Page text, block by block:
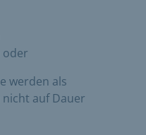
oder
werden als
auf Dauer